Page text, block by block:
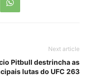
Next article
Pitbull destrincha as
lutas do UFC 263